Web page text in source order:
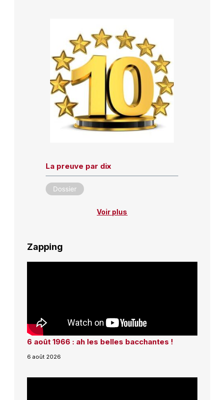
La preuve par dix
Dossier
Voir plus
Zapping
6 août 1966 : ah les belles bacchantes !
6 août 2026